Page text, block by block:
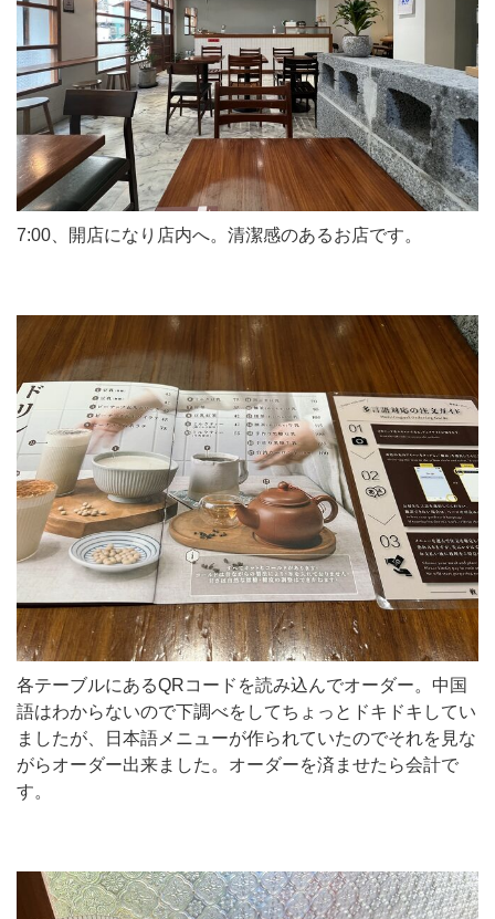
7:00、開店になり店内へ。清潔感のあるお店です。
各テーブルにあるQRコードを読み込んでオーダー。中国
語はわからないので下調べをしてちょっとドキドキしてい
ましたが、日本語メニューが作られていたのでそれを見な
がらオーダー出来ました。オーダーを済ませたら会計で
す。